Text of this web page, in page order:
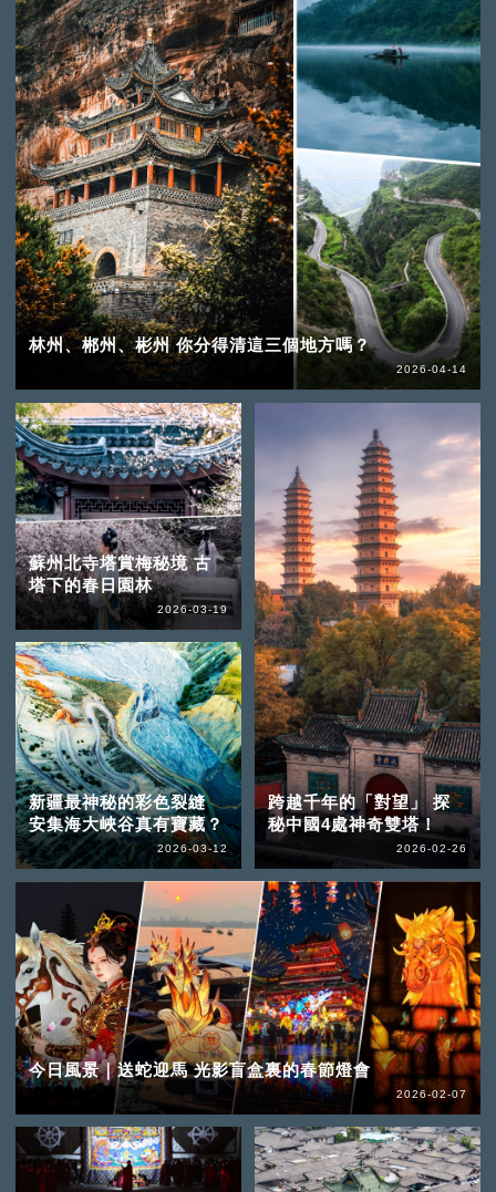
林州、郴州、彬州 你分得清這三個地方嗎？
2026-04-14
蘇州北寺塔賞梅秘境 古
塔下的春日園林
2026-03-19
新疆最神秘的彩色裂縫
安集海大峽谷真有寶藏？
2026-03-12
跨越千年的「對望」 探
秘中國4處神奇雙塔！
2026-02-26
今日風景｜送蛇迎馬 光影盲盒裏的春節燈會
2026-02-07